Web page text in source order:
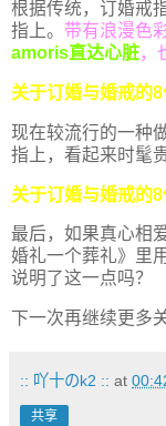
根据传统，订婚戒
指上。 带有浪漫色
amoris直达心脏，
关于订婚与婚戒的
现在较流行的一种
指上，看起来时髦
关于订婚与婚戒的
最后，如果真心相
婚礼一个葬礼》里
说明了这一点吗？
下一次再继续更多
:: 吖十のk2 :: at
共享